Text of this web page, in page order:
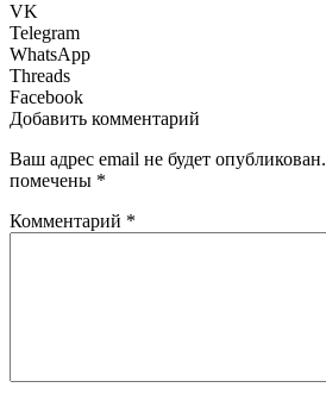
VK
Telegram
WhatsApp
Threads
Facebook
Добавить комментарий
Ваш адрес email не будет опубликован.
помечены *
Комментарий *